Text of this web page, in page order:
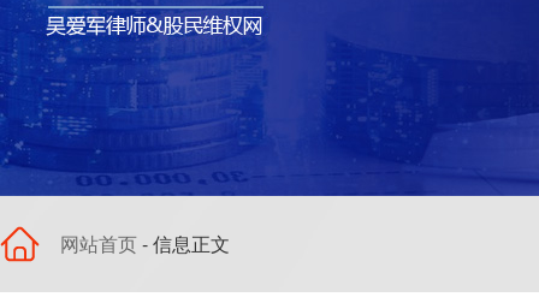
网站首页- 信息正文